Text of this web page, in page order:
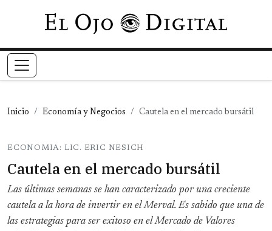
Pasar al contenido principal
Inicio Economía y Negocios Cautela en el mercado bursátil
ECONOMIA: LIC. ERIC NESICH
Cautela en el mercado bursátil
Las últimas semanas se han caracterizado por una creciente
cautela a la hora de invertir en el Merval. Es sabido que una de
las estrategias para ser exitoso en el Mercado de Valores